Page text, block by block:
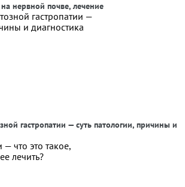
нервной почве, лечение
гастропатии — суть патологии, причины и